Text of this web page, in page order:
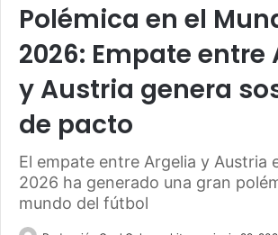
Polémica en el
2026: Empate entre
y Austria genera
de pacto
El empate entre Argelia y Austria
2026 ha generado una gran
mundo del fútbol